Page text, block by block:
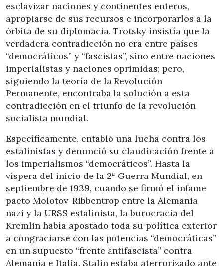
esclavizar naciones y continentes enteros,
apropiarse de sus recursos e incorporarlos a la
órbita de su diplomacia. Trotsky insistía que la
verdadera contradicción no era entre países
“democráticos” y “fascistas”, sino entre naciones
imperialistas y naciones oprimidas; pero,
siguiendo la teoría de la Revolución
Permanente, encontraba la solución a esta
contradicción en el triunfo de la revolución
socialista mundial.
Específicamente, entabló una lucha contra los
estalinistas y denunció su claudicación frente a
los imperialismos “democráticos”. Hasta la
víspera del inicio de la 2ª Guerra Mundial, en
septiembre de 1939, cuando se firmó el infame
pacto Molotov-Ribbentrop entre la Alemania
nazi y la URSS estalinista, la burocracia del
Kremlin había apostado toda su política exterior
a congraciarse con las potencias “democráticas”
en un supuesto “frente antifascista” contra
Alemania e Italia. Stalin estaba aterrorizado ante